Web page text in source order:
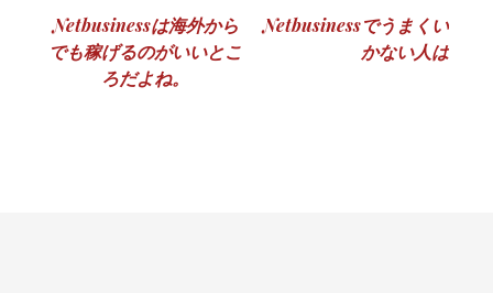
投
稿
Netbusinessは海外から
でも稼げるのがいいとこ
ろだよね。
Netbusinessでうまくい
かない人は